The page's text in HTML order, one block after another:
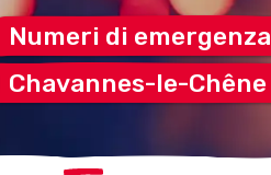
Numeri di emergenza
Chavannes-le-Chêne